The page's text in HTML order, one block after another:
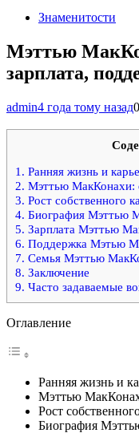
Знаменитости
Мэттью
зарплата,
admin4 года тому назад0
1. Ранняя жизнь и
2. Мэттью МакКонахи:
3. Рост собственного
4. Биография Мэттью
5. Зарплата Мэттью
6. Поддержка Мэтью
7. Семья Мэттью
8. Заключение
9. Часто задаваемые
Оглавление
Ранняя жизнь и
Мэттью
Рост
Биография